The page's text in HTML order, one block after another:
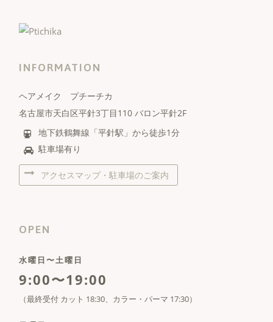
INFORMATION
ヘアメイク プチーチカ
名古屋市天白区平針3丁目110 バロン平針2F
地下鉄鶴舞線「平針駅」から徒歩1分
駐車場有り
アクセスマップ・駐車場のご案内
OPEN
水曜日〜土曜日
9:00〜19:00
（最終受付 カット 18:30、カラー・パーマ 17:30）